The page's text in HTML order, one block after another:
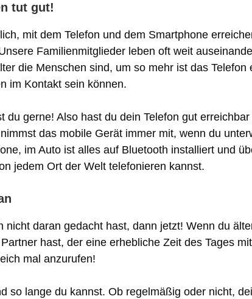
tut gut!
mit dem Telefon und dem Smartphone
Familienmitglieder leben oft weit
die Menschen sind, um so mehr ist das
im Kontakt sein können.
du gerne! Also hast du dein Telefon gut
das mobile Gerät immer mit, wenn du
im Auto ist alles auf Bluetooth installiert und
jedem Ort der Welt telefonieren kannst.
nicht daran gedacht hast, dann jetzt! Wenn du
hast, der eine erhebliche Zeit des Tages
mal anzurufen!
so lange du kannst. Ob regelmäßig oder nicht,